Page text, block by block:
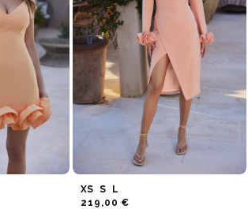
XS S
L
219,00 €